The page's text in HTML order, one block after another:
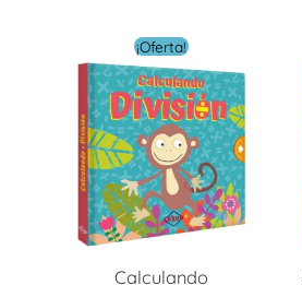
¡Oferta!
Calculando
El
precio
original
era:
$ 18.00.
precio
actual
es:
$ 5.40.